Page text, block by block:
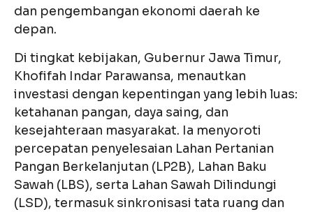
dan pengembangan ekonomi daerah ke
depan.
Di tingkat kebijakan, Gubernur Jawa Timur,
Khofifah Indar Parawansa, menautkan
investasi dengan kepentingan yang lebih luas:
ketahanan pangan, daya saing, dan
kesejahteraan masyarakat. Ia menyoroti
percepatan penyelesaian Lahan Pertanian
Pangan Berkelanjutan (LP2B), Lahan Baku
Sawah (LBS), serta Lahan Sawah Dilindungi
(LSD), termasuk sinkronisasi tata ruang dan